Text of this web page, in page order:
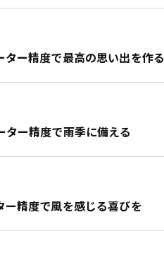
ター精度で最高の思い出を作
ター精度で雨季に備える
ー精度で風を感じる喜びを